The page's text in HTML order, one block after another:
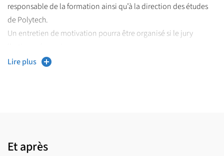
responsable de la formation ainsi qu’à la direction des études
de Polytech.
Un entretien de motivation pourra être organisé si le jury
Lire plus
Et après